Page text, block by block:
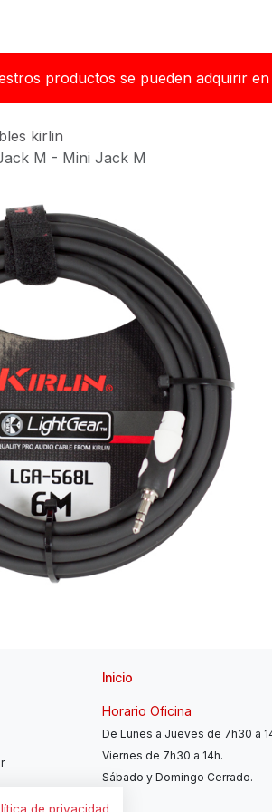
productos se pueden adquirir en
kirlin
M - Mini Jack M
Inicio
Horario Oficina
De Lunes a Jueves de 7h30 a
Viernes de 7h30 a 14h.
Sábado y Domingo Cerrado.